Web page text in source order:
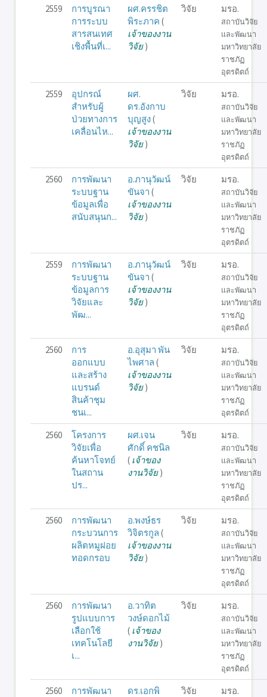
2559
การบูรณา
การระบบ
สารสนเทศ
เชิงพื้นที่เ...
ผศ.ครรชิต
พิระภาค (
เจ้าของงาน
วิจัย)
วิจัย มรอ.
สถาบันวิจัย
และพัฒนา
มหาวิทยาลัย
ราชภัฏ
อุตรดิตถ์
2559
อุปกรณ์
สำหรับผู้
ป่วยทางการ
เคลื่อนไห...
ผศ.
ดร.อังกาบ
บุญสูง(
เจ้าของงาน
วิจัย)
วิจัย มรอ.
สถาบันวิจัย
และพัฒนา
มหาวิทยาลัย
ราชภัฏ
อุตรดิตถ์
2560
การพัฒนา
ระบบฐาน
ข้อมูลเพื่อ
สนับสนุนก...
อ.ภานุวัฒน์
ขันจา (
เจ้าของงาน
วิจัย)
วิจัย มรอ.
สถาบันวิจัย
และพัฒนา
มหาวิทยาลัย
ราชภัฏ
อุตรดิตถ์
2559
การพัฒนา
ระบบฐาน
ข้อมูลการ
วิจัยและ
พัฒ...
อ.ภานุวัฒน์
ขันจา (
เจ้าของงาน
วิจัย)
วิจัย มรอ.
สถาบันวิจัย
และพัฒนา
มหาวิทยาลัย
ราชภัฏ
อุตรดิตถ์
2560
การ
ออกแบบ
และสร้าง
แบรนด์
สินค้าชุม
ชนเ...
อ.อุสุมา พัน
ไพศาล (
เจ้าของงาน
วิจัย)
วิจัย มรอ.
สถาบันวิจัย
และพัฒนา
มหาวิทยาลัย
ราชภัฏ
อุตรดิตถ์
2560
โครงการ
วิจัยเพื่อ
ค้นหาโจทย์
ในสถาน
ปร...
ผศ.เจน
ศักดิ์ คชนิล
( เจ้าของ
งานวิจัย)
วิจัย มรอ.
สถาบันวิจัย
และพัฒนา
มหาวิทยาลัย
ราชภัฏ
อุตรดิตถ์
2560
การพัฒนา
กระบวนการ
ผลิตหมูฝอย
ทอดกรอบ
อ.พงษ์ธร
วิจิตรกูล (
เจ้าของงาน
วิจัย)
วิจัย มรอ.
สถาบันวิจัย
และพัฒนา
มหาวิทยาลัย
ราชภัฏ
อุตรดิตถ์
2560
การพัฒนา
รูปแบบการ
เลือกใช้
เทคโนโลยี
เ...
อ.วาทิต
วงษ์ดอกไม้
( เจ้าของ
งานวิจัย)
วิจัย มรอ.
สถาบันวิจัย
และพัฒนา
มหาวิทยาลัย
ราชภัฏ
อุตรดิตถ์
2560
การพัฒนา
ดร.เอกพิ
วิจัย มรอ.